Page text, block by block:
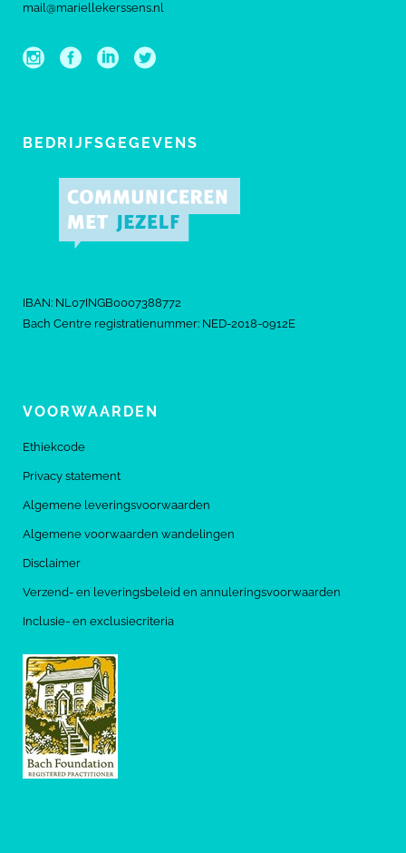
mail@mariellekerssens.nl
BEDRIJFSGEGEVENS
IBAN: NL07INGB0007388772
Bach Centre registratienummer: NED-2018-0912E
VOORWAARDEN
Ethiekcode
Privacy statement
Algemene leveringsvoorwaarden
Algemene voorwaarden wandelingen
Disclaimer
Verzend- en leveringsbeleid en annuleringsvoorwaarden
Inclusie- en exclusiecriteria